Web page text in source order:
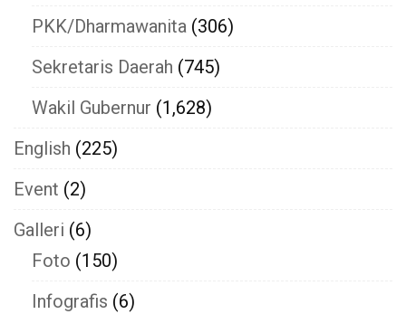
PKK/Dharmawanita (306)
Sekretaris Daerah (745)
Wakil Gubernur (1,628)
English (225)
Event (2)
Galleri (6)
Foto (150)
Infografis (6)